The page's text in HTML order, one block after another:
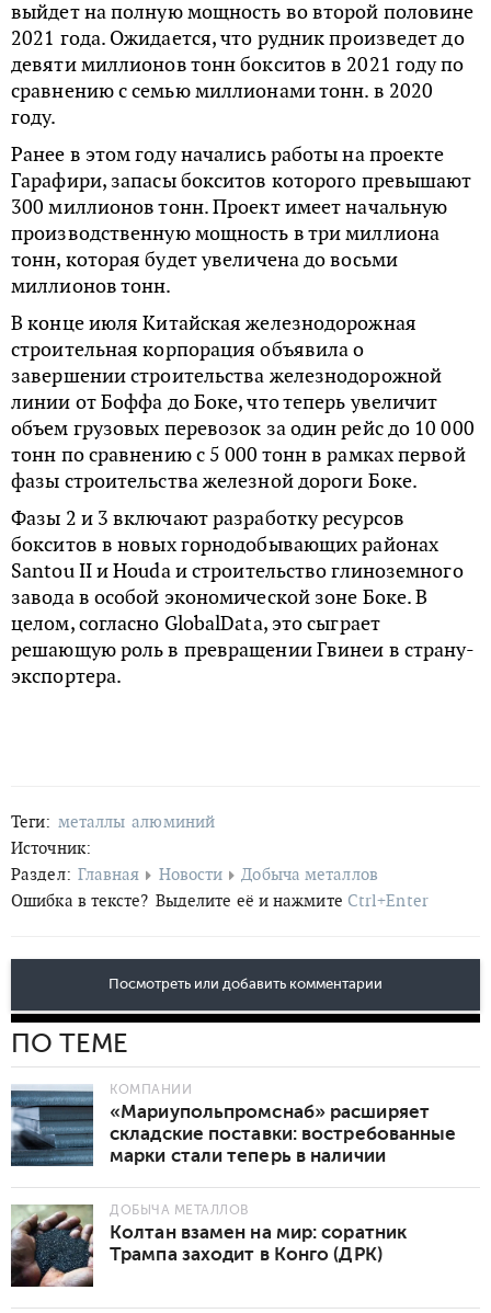
выйдет на полную мощность во второй половине
2021 года. Ожидается, что рудник произведет до
девяти миллионов тонн бокситов в 2021 году по
сравнению с семью миллионами тонн. в 2020
году.
Ранее в этом году начались работы на проекте
Гарафири, запасы бокситов которого превышают
300 миллионов тонн. Проект имеет начальную
производственную мощность в три миллиона
тонн, которая будет увеличена до восьми
миллионов тонн.
В конце июля Китайская железнодорожная
строительная корпорация объявила о
завершении строительства железнодорожной
линии от Боффа до Боке, что теперь увеличит
объем грузовых перевозок за один рейс до 10 000
тонн по сравнению с 5 000 тонн в рамках первой
фазы строительства железной дороги Боке.
Фазы 2 и 3 включают разработку ресурсов
бокситов в новых горнодобывающих районах
Santou II и Houda и строительство глиноземного
завода в особой экономической зоне Боке. В
целом, согласно GlobalData, это сыграет
решающую роль в превращении Гвинеи в страну-
экспортера.
Теги: металлы алюминий
Источник:
Раздел: Главная Новости
Добыча металлов
Ошибка в тексте? Выделите её и нажмите Ctrl+Enter
Посмотреть или добавить комментарии
ПО ТЕМЕ
КОМПАНИИ
«Мариупольпромснаб» расширяет
складские поставки: востребованные
марки стали теперь в наличии
ДОБЫЧА МЕТАЛЛОВ
Колтан взамен на мир: соратник
Трампа заходит в Конго (ДРК)